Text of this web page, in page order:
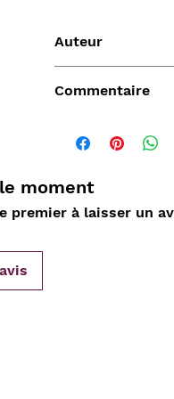
Auteur
Commentaire
moment
premier à laisser un